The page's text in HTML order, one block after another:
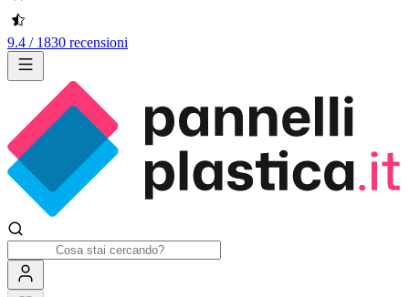
9.4 / 1830 recensioni